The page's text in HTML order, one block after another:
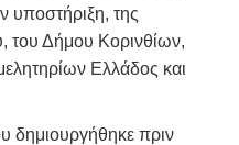
υποστήριξη, της
του Δήμου Κορινθίων,
Ελλάδος και
δημιουργήθηκε πριν